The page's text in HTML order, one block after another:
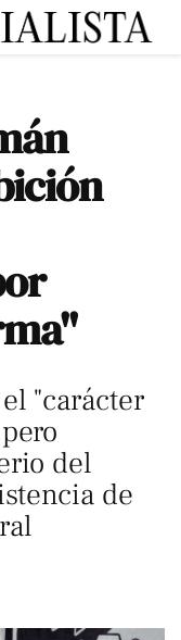
"carácter
del
de